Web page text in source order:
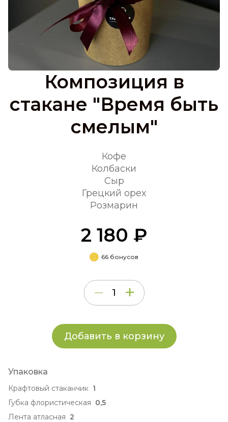
Композиция в
стакане "Время быть
смелым"
Кофе
Колбаски
Сыр
Грецкий орех
Розмарин
2 180 ₽
66 бонусов
Добавить в корзину
Упаковка
Крафтовый стаканчик 1
Губка флористическая 0,5
Лента атласная 2